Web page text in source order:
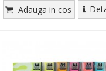
Adauga in cos